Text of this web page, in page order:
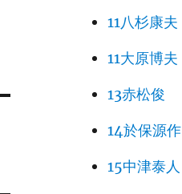
11八杉康夫
11大原博夫
13赤松俊
14於保源作
15中津泰人